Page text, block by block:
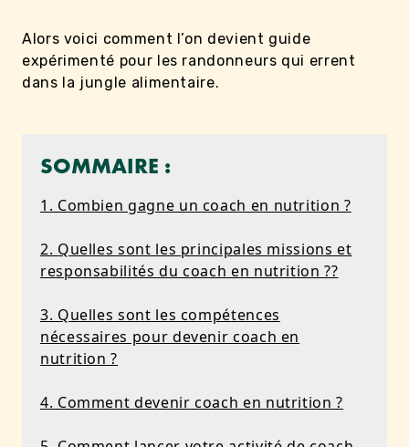
Alors voici comment l’on devient guide
expérimenté pour les randonneurs qui errent
dans la jungle alimentaire.
SOMMAIRE :
1. Combien gagne un coach en nutrition ?
2. Quelles sont les principales missions et
responsabilités du coach en nutrition ??
3. Quelles sont les compétences
nécessaires pour devenir coach en
nutrition ?
4. Comment devenir coach en nutrition ?